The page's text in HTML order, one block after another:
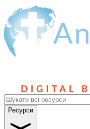
Ресурси